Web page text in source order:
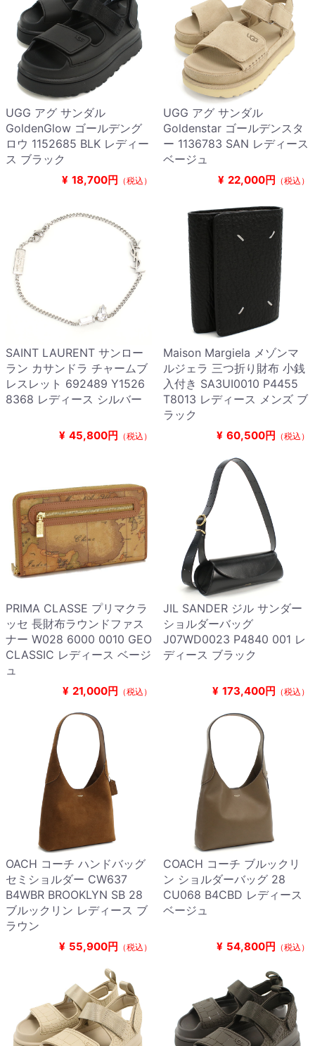
UGG アグ サンダル
GoldenGlow ゴールデング
ロウ 1152685 BLK レディー
ス ブラック
¥ 18,700円 （税込）
UGG アグ サンダル
Goldenstar ゴールデンスタ
ー 1136783 SAN レディース
ベージュ
¥ 22,000円 （税込）
SAINT LAURENT サンロー
ラン カサンドラ チャームブ
レスレット 692489 Y1526
8368 レディース シルバー
¥ 45,800円 （税込）
Maison Margiela メゾンマ
ルジェラ 三つ折り財布 小銭
入付き SA3UI0010 P4455
T8013 レディース メンズ ブ
ラック
¥ 60,500円 （税込）
PRIMA CLASSE プリマクラ
ッセ 長財布ラウンドファス
ナー W028 6000 0010 GEO
CLASSIC レディース ベージ
ュ
¥ 21,000円 （税込）
JIL SANDER ジル サンダー
ショルダーバッグ
J07WD0023 P4840 001 レ
ディース ブラック
¥ 173,400円 （税込）
OACH コーチ ハンドバッグ
セミショルダー CW637
B4WBR BROOKLYN SB 28
ブルックリン レディース ブ
ラウン
¥ 55,900円 （税込）
COACH コーチ ブルックリ
ン ショルダーバッグ 28
CU068 B4CBD レディース
ベージュ
¥ 54,800円 （税込）